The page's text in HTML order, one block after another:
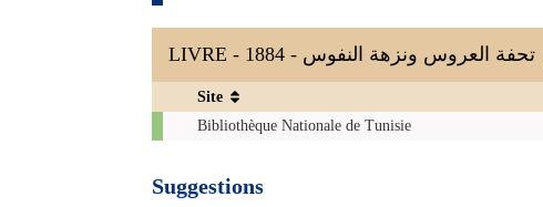
LIVRE - 1884 - تحفة العروس ونزهة النفوس
Exemplaires
Site
Bibliothèque Nationale de Tunisie
Suggestions